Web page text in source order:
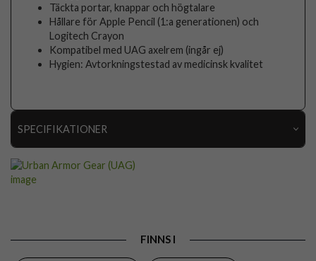
Täckta portar, knappar och högtalare
Hållare för Apple Pencil (1:a generationen) och
Logitech Crayon
Kompatibel med UAG axelrem (ingår ej)
Hygien: Avtorkningstestad av medicinsk kvalitet
SPECIFIKATIONER
Artikelnummer
Passar till
Grepp/hållare, Inbyggt skärmskydd,
FINNS I